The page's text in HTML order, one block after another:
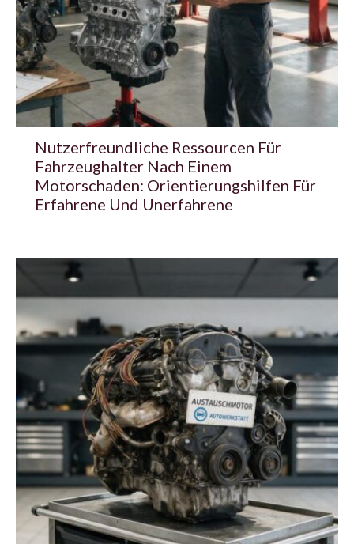
Nutzerfreundliche Ressourcen Für
Fahrzeughalter Nach Einem
Motorschaden: Orientierungshilfen Für
Erfahrene Und Unerfahrene